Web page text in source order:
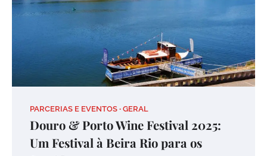
PARCERIAS E EVENTOS GERAL
Douro & Porto Wine Festival 2025:
Um Festival à Beira Rio para os